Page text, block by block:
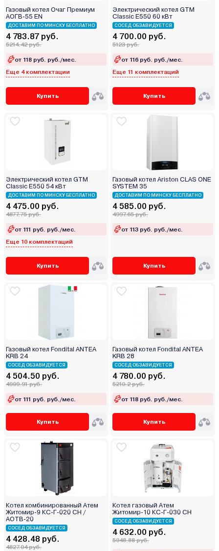
Газовый котел Очаг Премиум
АОГВ-55 ЕN
ДОСТАВИМ ПО МИНСКУ БЕСПЛАТНО
4 783.87 руб.
5214.42 руб.
от 118 руб. руб./мес.
Еще 4 комплектации
Купить
Электрический котел GTM
Classic E550 60 кВт
СОСЕД ОБЗАВИДУЕТСЯ
4 700.00 руб.
5123 руб.
от 116 руб. руб./мес.
Еще 11 комплектаций
Купить
Электрический котел GTM
Classic E550 54 кВт
ДОСТАВИМ ПО МИНСКУ БЕСПЛАТНО
4 475.00 руб.
4877.75 руб.
от 111 руб. руб./мес.
Еще 10 комплектаций
Купить
Газовый котел Ariston CLAS ONE
SYSTEM 35
ДОСТАВИМ ПО МИНСКУ БЕСПЛАТНО
4 585.00 руб.
4997.65 руб.
от 113 руб. руб./мес.
Купить
Газовый котел Fondital ANTEA
KRB 24
СОСЕД ОБЗАВИДУЕТСЯ
4 504.50 руб.
4909.91 руб.
от 111 руб. руб./мес.
Купить
Газовый котел Fondital ANTEA
KRB 28
СОСЕД ОБЗАВИДУЕТСЯ
4 780.00 руб.
5210.2 руб.
от 118 руб. руб./мес.
Купить
Котел комбинированный Атем
Житомир-9 КС-Г-020 СН /
АОТВ-20
СОСЕД ОБЗАВИДУЕТСЯ
4 428.48 руб.
4827.04 руб.
Котел газовый Атем
Житомир-10 КС-Г-030 СН
СОСЕД ОБЗАВИДУЕТСЯ
4 632.00 руб.
5048.88 руб.